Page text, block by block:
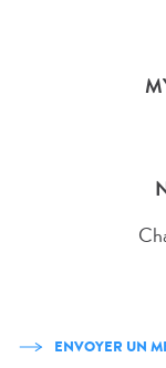
ENVOYER UN